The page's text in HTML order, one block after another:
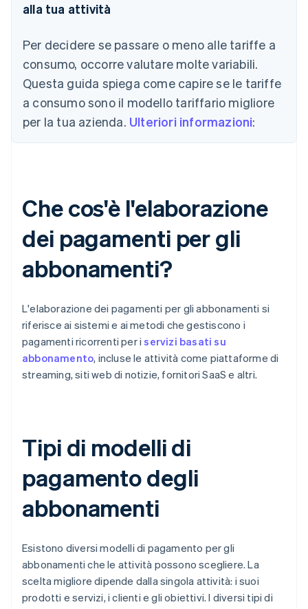
alla tua attività
Per decidere se passare o meno alle tariffe a
consumo, occorre valutare molte variabili.
Questa guida spiega come capire se le tariffe
a consumo sono il modello tariffario migliore
per la tua azienda. Ulteriori informazioni:
Che cos'è l'elaborazione
dei pagamenti per gli
abbonamenti?
L'elaborazione dei pagamenti per gli abbonamenti si
riferisce ai sistemi e ai metodi che gestiscono i
pagamenti ricorrenti per iservizi basati su
abbonamento, incluse le attività come piattaforme di
streaming, siti web di notizie, fornitori SaaS e altri.
Tipi di modelli di
pagamento degli
abbonamenti
Esistono diversi modelli di pagamento per gli
abbonamenti che le attività possono scegliere. La
scelta migliore dipende dalla singola attività: i suoi
prodotti e servizi, i clienti e gli obiettivi. I diversi tipi di